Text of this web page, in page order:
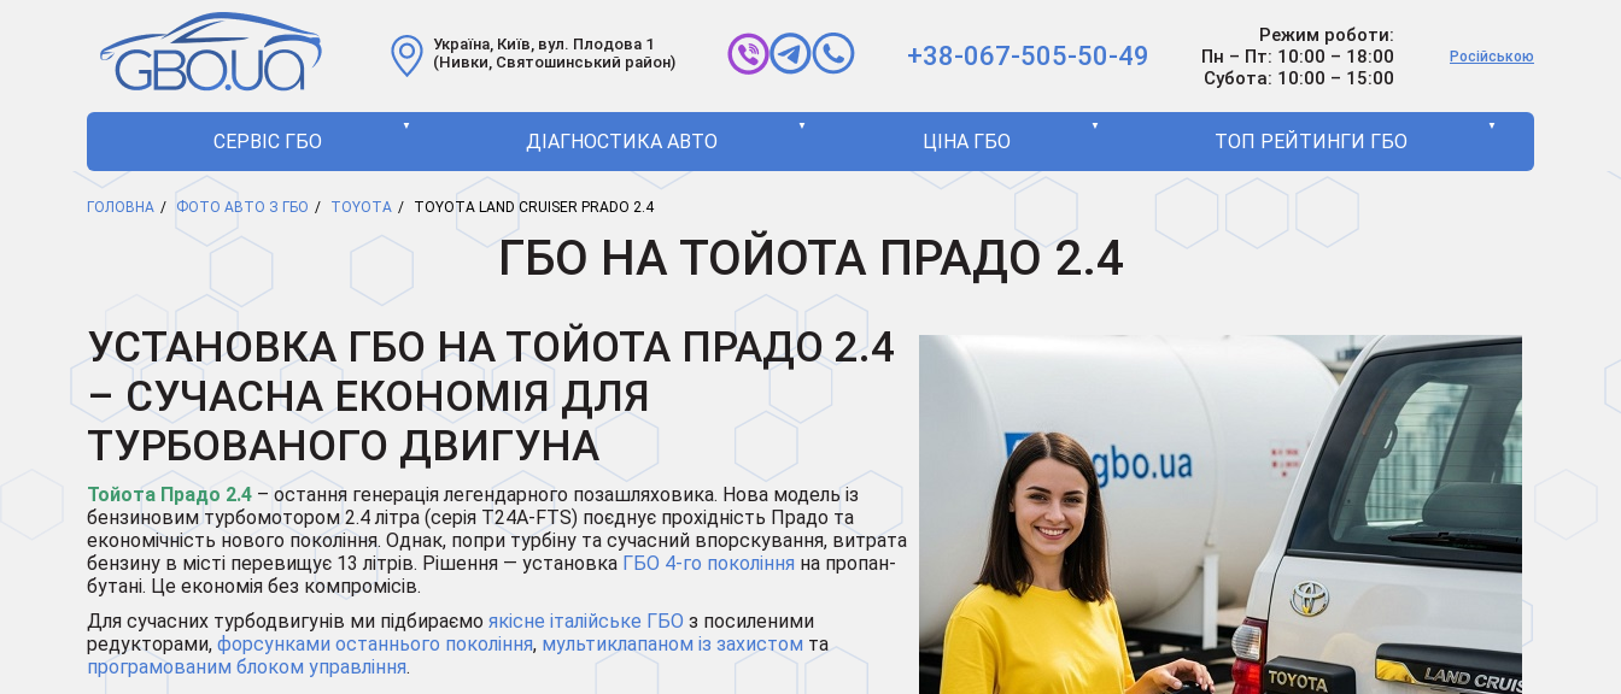
Україна, Київ, вул. Плодова 1
(Нивки, Святошинський район)
+38-067-505-50-49
Режим роботи:
Пн – Пт: 10:00 – 18:00
Субота: 10:00 – 15:00
Російською
СЕРВІС ГБО
▼
ДІАГНОСТИКА АВТО
▼
ЦІНА ГБО
▼
ТОП РЕЙТИНГИ ГБО
▼
ГОЛОВНА ФОТО АВТО З ГБО TOYOTA TOYOTA LAND CRUISER PRADO 2.4
ГБО НА ТОЙОТА ПРАДО 2.4
УСТАНОВКА ГБО НА ТОЙОТА ПРАДО 2.4
– СУЧАСНА ЕКОНОМІЯ ДЛЯ
ТУРБОВАНОГО ДВИГУНА
Тойота Прадо 2.4 – остання генерація легендарного позашляховика. Нова модель із
бензиновим турбомотором 2.4 літра (серія T24A-FTS) поєднує прохідність Прадо та
економічність нового покоління. Однак, попри турбіну та сучасний впорскування, витрата
бензину в місті перевищує 13 літрів. Рішення — установка ГБО 4-го покоління на пропан-
бутані. Це економія без компромісів.
Для сучасних турбодвигунів ми підбираємо якісне італійське ГБО з посиленими
редукторами, форсунками останнього покоління, мультиклапаном із захистом та
програмованим блоком управління.